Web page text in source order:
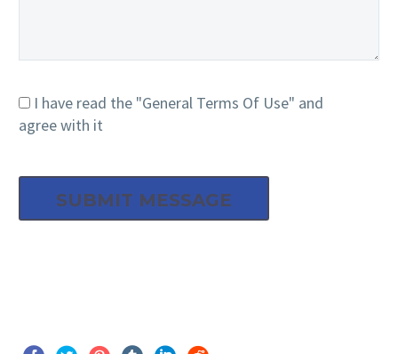
I have read the "General Terms Of Use" and
agree with it